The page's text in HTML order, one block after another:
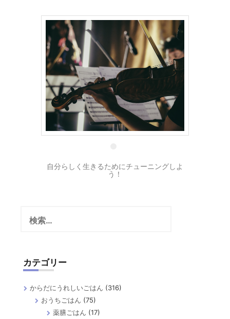
4 3月
自分らしく生きるためにチューニングしよ
う！
カテゴリー
からだにうれしいごはん (316)
おうちごはん (75)
薬膳ごはん (17)